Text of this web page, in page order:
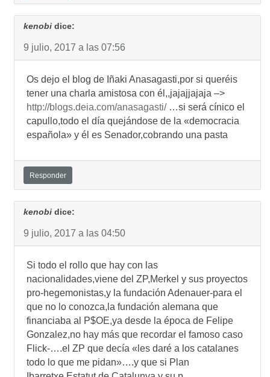
kenobi dice:
9 julio, 2017 a las 07:56
Os dejo el blog de Iñaki Anasagasti,por si queréis
tener una charla amistosa con él,,jajajjajaja –>
http://blogs.deia.com/anasagasti/…si será cínico el
capullo,todo el día quejándose de la «democracia
española» y él es Senador,cobrando una pasta
Responder
kenobi dice:
9 julio, 2017 a las 04:50
Si todo el rollo que hay con las
nacionalidades,viene del ZP,Merkel y sus proyectos
pro-hegemonistas,y la fundación Adenauer-para el
que no lo conozca,la fundación alemana que
financiaba al P$OE,ya desde la época de Felipe
Gonzalez,no hay más que recordar el famoso caso
Flick-….el ZP que decía «les daré a los catalanes
todo lo que me pidan»….y que si Plan